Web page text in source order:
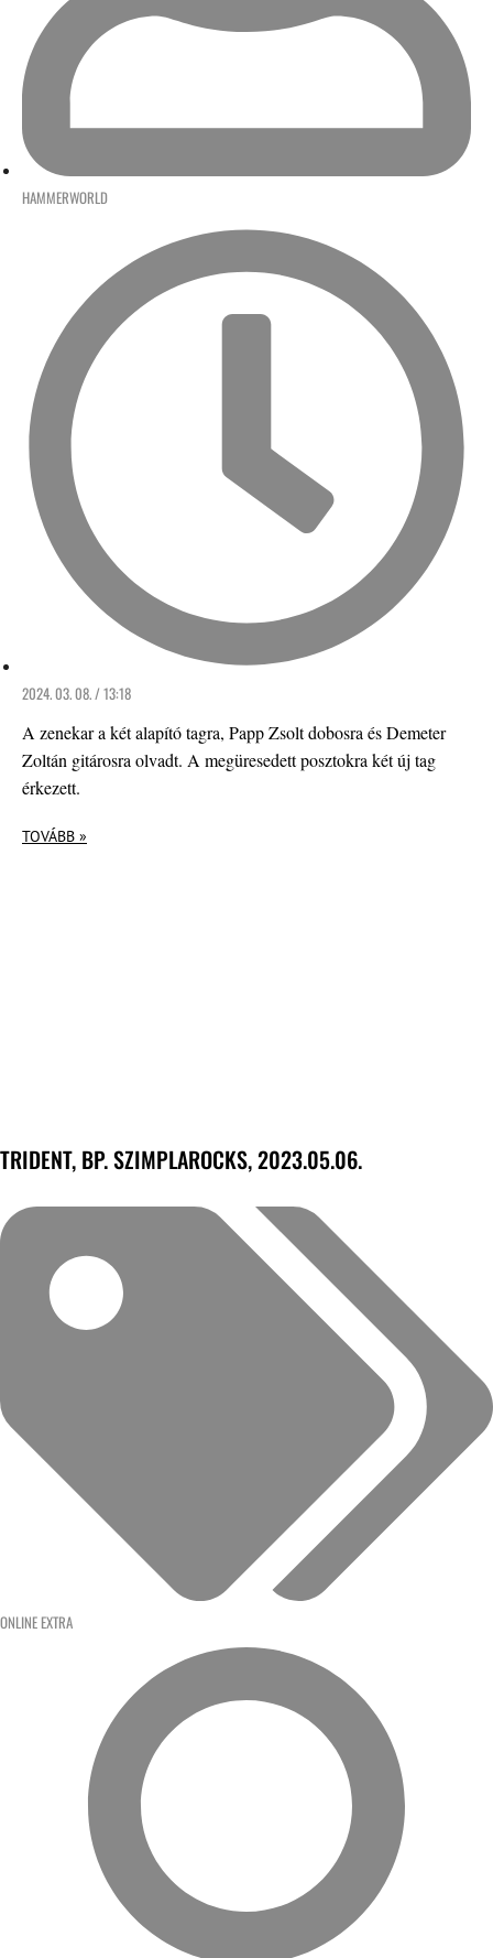
HAMMERWORLD
2024. 03. 08. / 13:18
A zenekar a két alapító tagra, Papp Zsolt dobosra és Demeter
Zoltán gitárosra olvadt. A megüresedett posztokra két új tag
érkezett.
TOVÁBB »
TRIDENT, BP. SZIMPLAROCKS, 2023.05.06.
ONLINE EXTRA